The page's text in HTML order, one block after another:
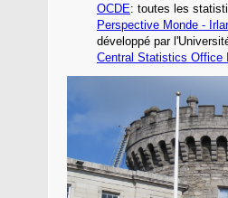
OCDE: toutes les
Perspective Monde -
développé par
Central Statistics Office